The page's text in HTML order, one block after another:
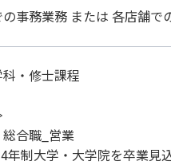
事務業務 または 各店舗で
・修士課程
合職_営業
年制大学・大学院を卒業見